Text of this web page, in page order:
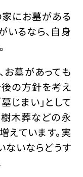
にお墓がある
いるなら、自身
お墓があっても
の方針を考え
じまい」として
木葬などの永
ています。実
ないならどうす